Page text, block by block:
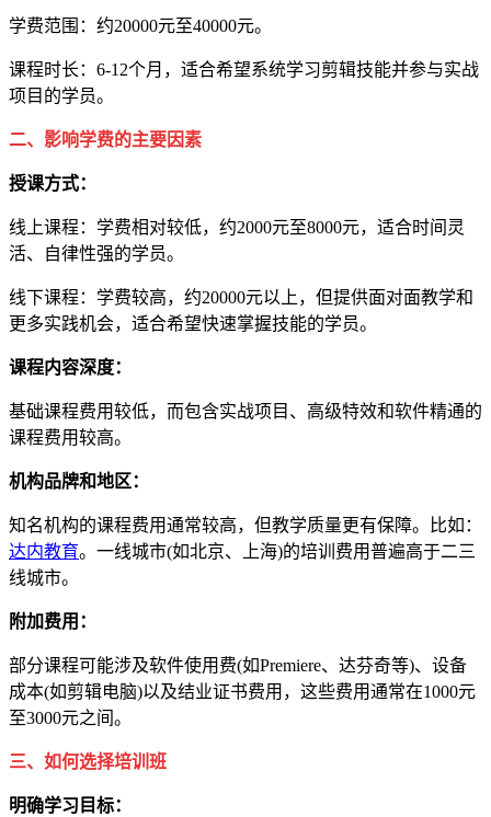
学费范围：约20000元至40000元。
课程时长：6-12个月，适合希望系统学习剪辑技能并参与实战
项目的学员。
二、影响学费的主要因素
授课方式：
线上课程：学费相对较低，约2000元至8000元，适合时间灵
活、自律性强的学员。
线下课程：学费较高，约20000元以上，但提供面对面教学和
更多实践机会，适合希望快速掌握技能的学员。
课程内容深度：
基础课程费用较低，而包含实战项目、高级特效和软件精通的
课程费用较高。
机构品牌和地区：
知名机构的课程费用通常较高，但教学质量更有保障。比如：
达内教育。一线城市(如北京、上海)的培训费用普遍高于二三
线城市。
附加费用：
部分课程可能涉及软件使用费(如Premiere、达芬奇等)、设备
成本(如剪辑电脑)以及结业证书费用，这些费用通常在1000元
至3000元之间。
三、如何选择培训班
明确学习目标：